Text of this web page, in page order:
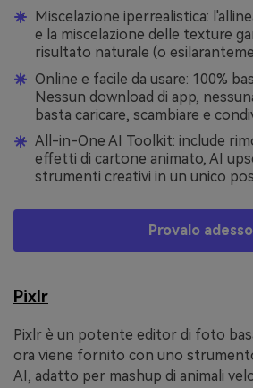
Miscelazione iperrealistica:
e la miscelazione delle texture
risultato naturale (o
Online e facile da usare: 100%
Nessun download di app,
basta caricare, scambiare e
All-in-One AI Toolkit: include
effetti di cartone animato, AI
strumenti creativi in un unico
Provalo adesso
Pixlr
Pixlr è un potente editor di foto
ora viene fornito con uno
AI, adatto per mashup di animali